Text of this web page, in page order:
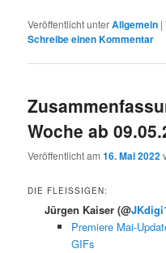
Veröffentlicht unterAllgemein |
Schreibe einen Kommentar
Woche ab
Veröffentlicht am16. Mai 2022
DIE FLEISSIGEN:
Jürgen Kaiser(@
Premiere Mai-
GIFs